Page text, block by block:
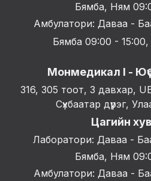
Бямба, Ням
Амбулатори: Даваа -
Бямба 09:00 -
Монмедикал I -
316, 305 тоот, 3 давхар,
Сүхбаатар дүүрэг,
Цагийн
Лаборатори: Даваа -
Бямба, Ням
Амбулатори: Даваа -